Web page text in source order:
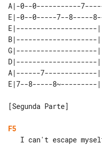
A|-0--0-----------
E|-0--0-----7--8-----
E|--------------------|
B|--------------------|
G|--------------------|
D|--------------------|
A|------7-------------|
[Segunda Parte]
F5